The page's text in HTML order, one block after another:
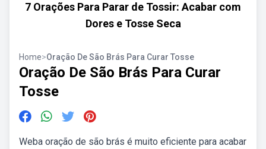
7 Orações Para Parar de Tossir: Acabar com
Dores e Tosse Seca
Home>Oração De São Brás Para Curar Tosse
Oração De São Brás Para Curar
Tosse
Weba oração de são brás é muito eficiente para acabar